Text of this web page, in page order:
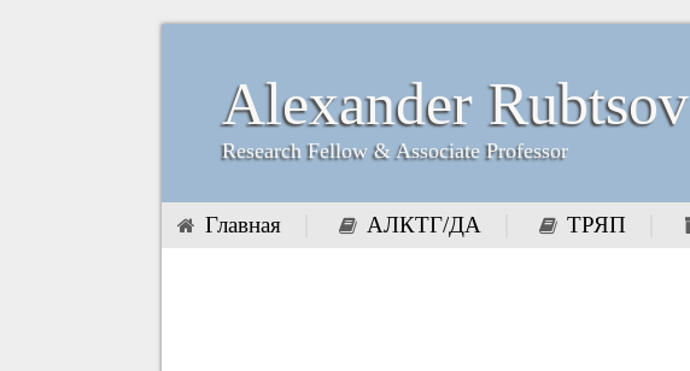
Alexander Rubtsov
Research Fellow & Associate Professor
Главная АЛКТГ/ДА ТРЯП